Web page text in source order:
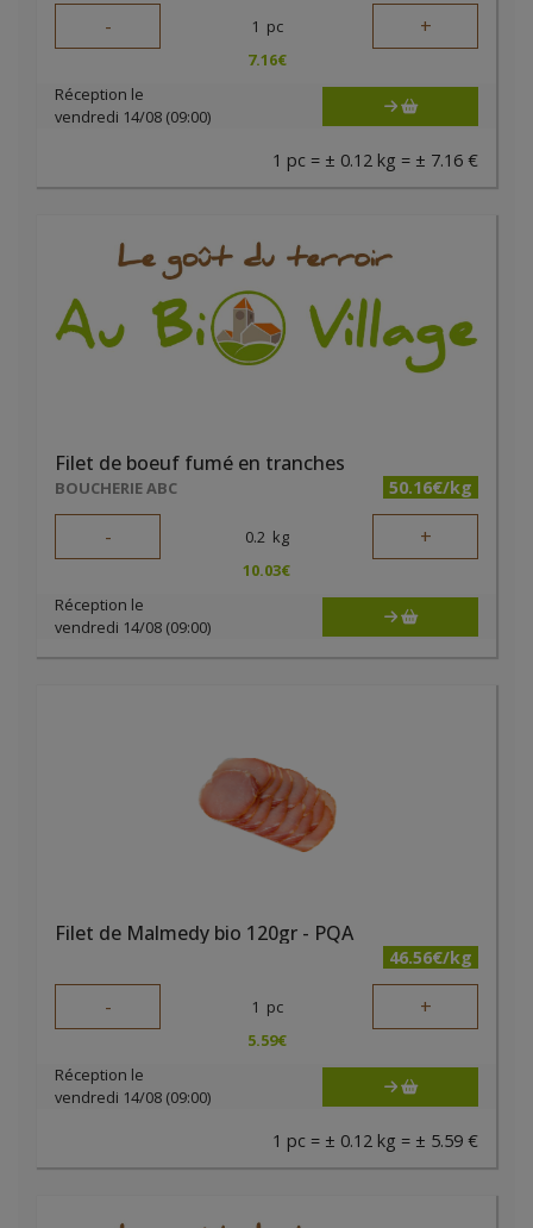
- 1 pc +
7.16€
Réception le
vendredi 14/08 (09:00)
1 pc = ± 0.12 kg = ± 7.16 €
Filet de boeuf fumé en tranches
BOUCHERIE ABC 50.16€/kg
- 0.2 kg +
10.03€
Réception le
vendredi 14/08 (09:00)
Filet de Malmedy bio 120gr - PQA
46.56€/kg
- 1 pc +
5.59€
Réception le
vendredi 14/08 (09:00)
1 pc = ± 0.12 kg = ± 5.59 €